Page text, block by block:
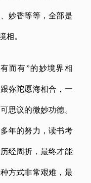
妙香等等，全部是
相。
而有”的妙境界相
弥陀愿海相合，一
思议的微妙功德。
年的努力，读书考
经周折，最终才能
方式非常艰难，最